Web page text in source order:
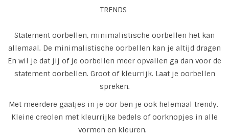
Tassen en meer
TRENDS
Statement oorbellen, minimalistische oorbellen het kan
allemaal. De minimalistische oorbellen kan je altijd dragen
En wil je dat jij of je oorbellen meer opvallen ga dan voor de
statement oorbellen. Groot of kleurrijk. Laat je oorbellen
spreken.
Met meerdere gaatjes in je oor ben je ook helemaal trendy.
Kleine creolen met kleurrijke bedels of oorknopjes in alle
vormen en kleuren.